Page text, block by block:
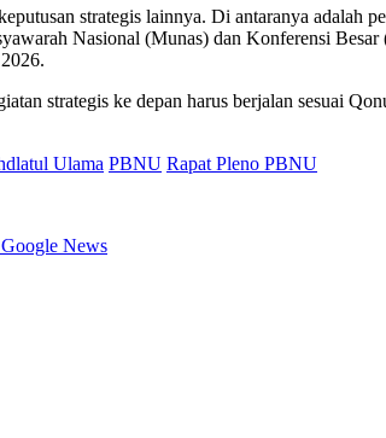
strategis lainnya. Di antaranya adalah
Nasional (Munas) dan Konferensi
strategis ke depan harus berjalan sesuai
Ulama PBNU Rapat Pleno PBNU
News